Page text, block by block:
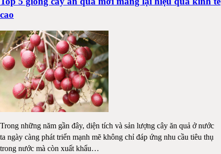
cao
Trong những năm gần đây, diện tích và sản lượng cây ăn quả ở nước
ta ngày càng phát triển mạnh mẽ không chỉ đáp ứng nhu cầu tiêu thụ
trong nước mà còn xuất khẩu…